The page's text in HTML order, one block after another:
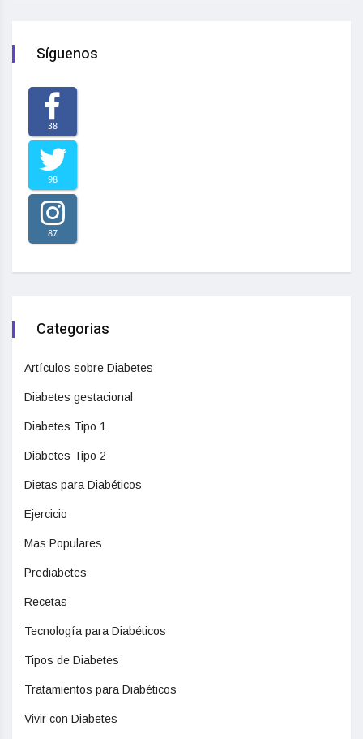
Síguenos
38
98
87
Categorias
Artículos sobre Diabetes
Diabetes gestacional
Diabetes Tipo 1
Diabetes Tipo 2
Dietas para Diabéticos
Ejercicio
Mas Populares
Prediabetes
Recetas
Tecnología para Diabéticos
Tipos de Diabetes
Tratamientos para Diabéticos
Vivir con Diabetes